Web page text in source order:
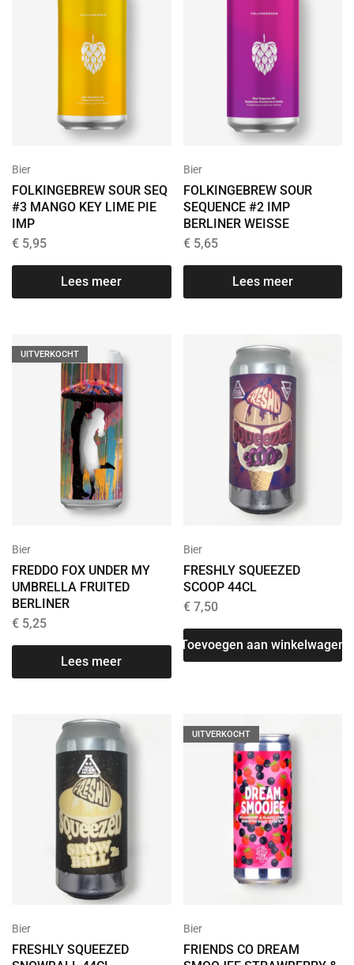
Bier
FOLKINGEBREW SOUR SEQ
#3 MANGO KEY LIME PIE
IMP
€ 5,95
Lees meer
Bier
FOLKINGEBREW SOUR
SEQUENCE #2 IMP
BERLINER WEISSE
€5,65
Lees meer
UITVERKOCHT
Bier
FREDDO FOX UNDER MY
UMBRELLA FRUITED
BERLINER
€ 5,25
Lees meer
Bier
FRESHLY SQUEEZED
SCOOP 44CL
€7,50
Toevoegen aan winkelwagen
Bier
FRESHLY SQUEEZED
UITVERKOCHT
Bier
FRIENDS CO DREAM